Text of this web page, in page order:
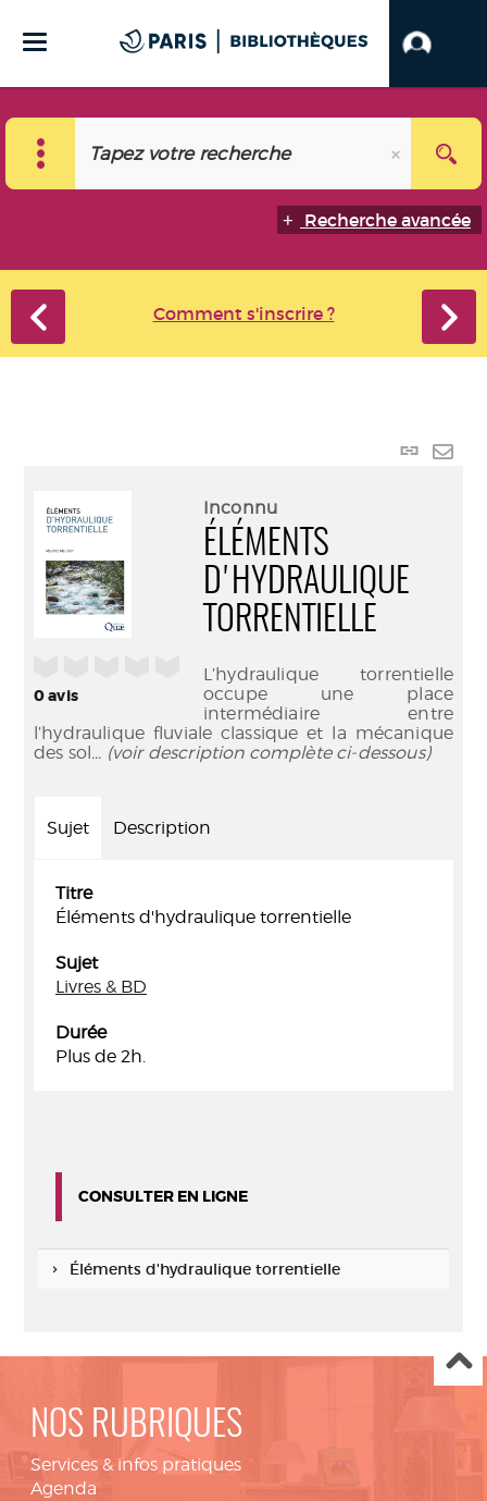
Recherche avancée
Comment s'inscrire ?
Lien
0avis
Inconnu
ÉLÉMENTS
D'HYDRAULIQUE
TORRENTIELLE
L’hydraulique torrentielle
occupe une place
intermédiaire entre
l’hydraulique fluviale classique et la mécanique
des sol... (voir description complète ci-dessous)
Sujet Description
Titre
Éléments d'hydraulique torrentielle
Sujet
Livres & BD
Durée
Plus de 2h.
CONSULTER EN LIGNE
Éléments d'hydraulique torrentielle
NOS RUBRIQUES
Services & infos pratiques
Agenda